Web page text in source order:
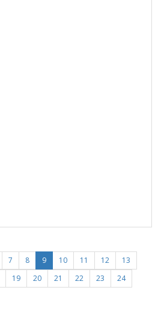
7 8 9 10 11 12
13
19 20 21 22 23
24